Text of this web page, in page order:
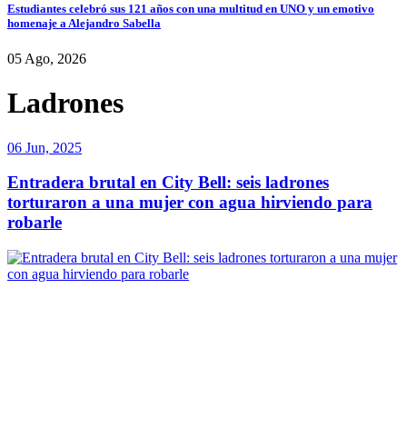
Estudiantes celebró sus 121 años con una multitud en UNO y un emotivo
homenaje a Alejandro Sabella
05 Ago, 2026
Ladrones
06 Jun, 2025
Entradera brutal en City Bell: seis ladrones
torturaron a una mujer con agua hirviendo para
robarle